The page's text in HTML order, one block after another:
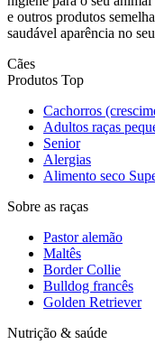
e outros produtos
saudável aparência no
Cães
Produtos Top
Cachorros
Adultos raças
Senior
Alergias
Alimento seco
Sobre as raças
Pastor alemão
Maltês
Border Collie
Bulldog francês
Golden Retriever
Nutrição & saúde